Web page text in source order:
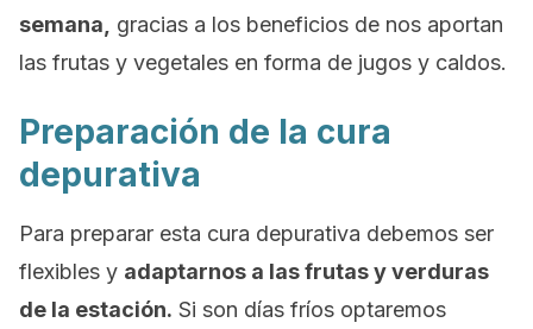
semana,
gracias a los beneficios de nos aportan
las frutas y vegetales en forma de jugos y caldos.
Preparación de la cura
depurativa
Para preparar esta cura depurativa debemos ser
flexibles y adaptarnos a las frutas y verduras
de la estación. Si son días fríos optaremos